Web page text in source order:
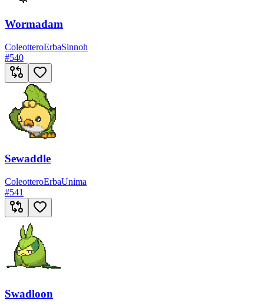
Wormadam
ColeotteroErbaSinnoh
#540
Sewaddle
ColeotteroErbaUnima
#541
Swadloon